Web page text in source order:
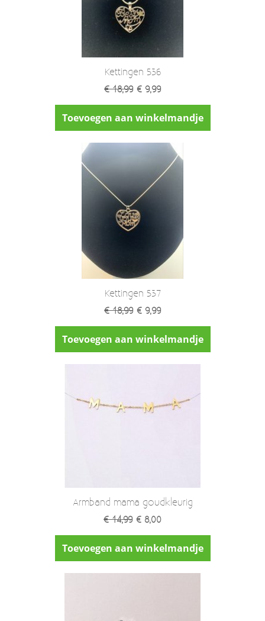
Kettingen 536
€ 18,99 € 9,99
Toevoegen aan winkelmandje
Kettingen 537
€ 18,99 € 9,99
Toevoegen aan winkelmandje
Armband mama goudkleurig
€ 14,99 € 8,00
Toevoegen aan winkelmandje